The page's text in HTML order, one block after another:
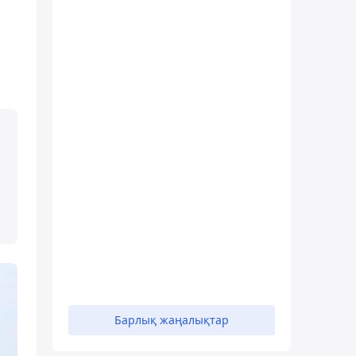
Барлық жаңалықтар